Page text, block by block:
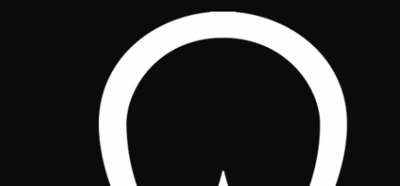
Liga 2024-2025
Regras Classificação Regiões
Lista de torneios da liga